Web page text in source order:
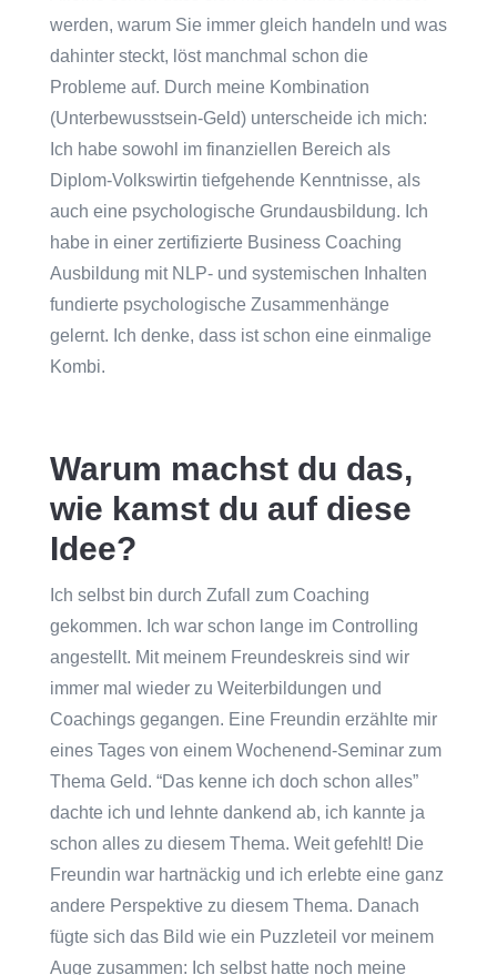
werden, warum Sie immer gleich handeln und was
dahinter steckt, löst manchmal schon die
Probleme auf. Durch meine Kombination
(Unterbewusstsein-Geld) unterscheide ich mich:
Ich habe sowohl im finanziellen Bereich als
Diplom-Volkswirtin tiefgehende Kenntnisse, als
auch eine psychologische Grundausbildung. Ich
habe in einer zertifizierte Business Coaching
Ausbildung mit NLP- und systemischen Inhalten
fundierte psychologische Zusammenhänge
gelernt. Ich denke, dass ist schon eine einmalige
Kombi.
Warum machst du das,
wie kamst du auf diese
Idee?
Ich selbst bin durch Zufall zum Coaching
gekommen. Ich war schon lange im Controlling
angestellt. Mit meinem Freundeskreis sind wir
immer mal wieder zu Weiterbildungen und
Coachings gegangen. Eine Freundin erzählte mir
eines Tages von einem Wochenend-Seminar zum
Thema Geld. “Das kenne ich doch schon alles”
dachte ich und lehnte dankend ab, ich kannte ja
schon alles zu diesem Thema. Weit gefehlt! Die
Freundin war hartnäckig und ich erlebte eine ganz
andere Perspektive zu diesem Thema. Danach
fügte sich das Bild wie ein Puzzleteil vor meinem
Auge zusammen: Ich selbst hatte noch meine